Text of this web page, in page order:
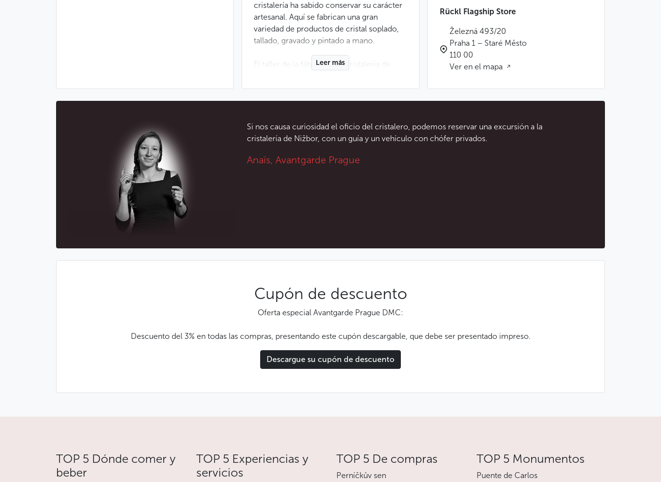
cristalería ha sabido conservar su carácter
artesanal. Aquí se fabrican una gran
variedad de productos de cristal soplado,
tallado, gravado y pintado a mano.
El taller de la fábrica de la cristalería de
aproximadamente, se encuentra abierto al
público todo el año. Allí podremos
soplado, grabado y decoración del cristal.
Igualmente, podremos adquirir los
Leer más
Rückl Flagship Store
Železná 493/20
Praha 1 – Staré Město
110 00
Ver en el mapa
Si nos causa curiosidad el oficio del cristalero, podemos reservar una excursión a la
cristalería de Nižbor, con un guía y un vehículo con chófer privados.
Anaïs, Avantgarde Prague
Cupón de descuento
Oferta especial Avantgarde Prague DMC:
Descuento del 3% en todas las compras, presentando este cupón descargable, que debe ser presentado impreso.
Descargue su cupón de descuento
TOP 5 Dónde comer y
beber
TOP 5 Experiencias y
servicios
TOP 5 De compras
Perníčkův sen
TOP 5 Monumentos
Puente de Carlos